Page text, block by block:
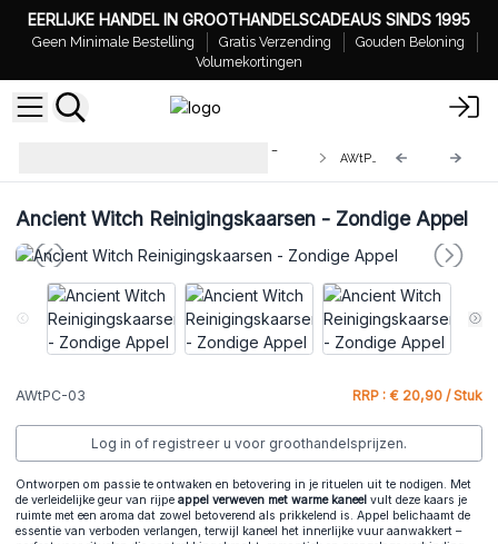
EERLIJKE HANDEL IN GROOTHANDELSCADEAUS SINDS 1995
Geen Minimale Bestelling Gratis Verzending
Gouden Beloning
Volumekortingen
Ancient Witch Reinigingskaarsen –
Ancient Witch Reinigingskaarsen - Zondige Appel
AWtPC-03 RRP : € 20,90 / Stuk
Log in of registreer u voor groothandelsprijzen.
Ontworpen om passie te ontwaken en betovering in je rituelen uit te nodigen. Met
de verleidelijke geur van rijpe appel verweven met warme kaneel vult deze kaars je
ruimte met een aroma dat zowel betoverend als prikkelend is. Appel belichaamt de
essentie van verboden verlangen, terwijl kaneel het innerlijke vuur aanwakkert –